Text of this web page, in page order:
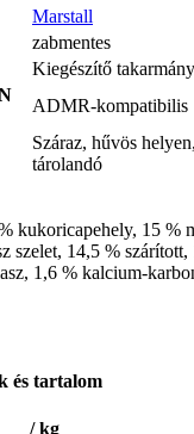
Marstall
zabmentes
Kiegészítő takarmány
ADMR-kompatibilis
Száraz, hűvös
tárolandó
kukoricapehely, 15 %
szelet, 14,5 % szárított,
1,6 % kalcium-
és tartalom
/ kg